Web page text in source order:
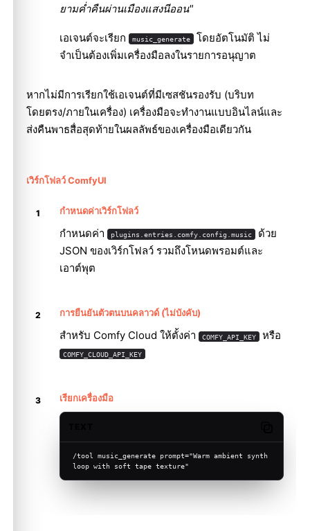
ยามค่ำคืนผ่านเมืองแสงนีออน"
เอเจนต์จะเรียก music_generate โดยอัตโนมัติ ไม่
จำเป็นต้องเพิ่มเครื่องมือลงในรายการอนุญาต
หากไม่มีการเรียกใช้เอเจนต์ที่มีเซสชันรองรับ (บริบท
โดยตรง/ภายในเครื่อง) เครื่องมือจะทำงานแบบอินไลน์และ
ส่งคืนพาธสื่อสุดท้ายในผลลัพธ์ของเครื่องมือเดียวกัน
เวิร์กโฟลว์ ComfyUI
กำหนดค่าเวิร์กโฟลว์
กำหนดค่า plugins.entries.comfy.config.music ด้วย
JSON ของเวิร์กโฟลว์ รวมถึงโหนดพรอมต์และ
เอาต์พุต
การยืนยันตัวตนบนคลาวด์ (ไม่บังคับ)
สำหรับ Comfy Cloud ให้ตั้งค่า COMFY_API_KEY หรือ
COMFY_CLOUD_API_KEY
เรียกเครื่องมือ
/tool music_generate prompt="Warm ambient synth
loop with soft tape texture"